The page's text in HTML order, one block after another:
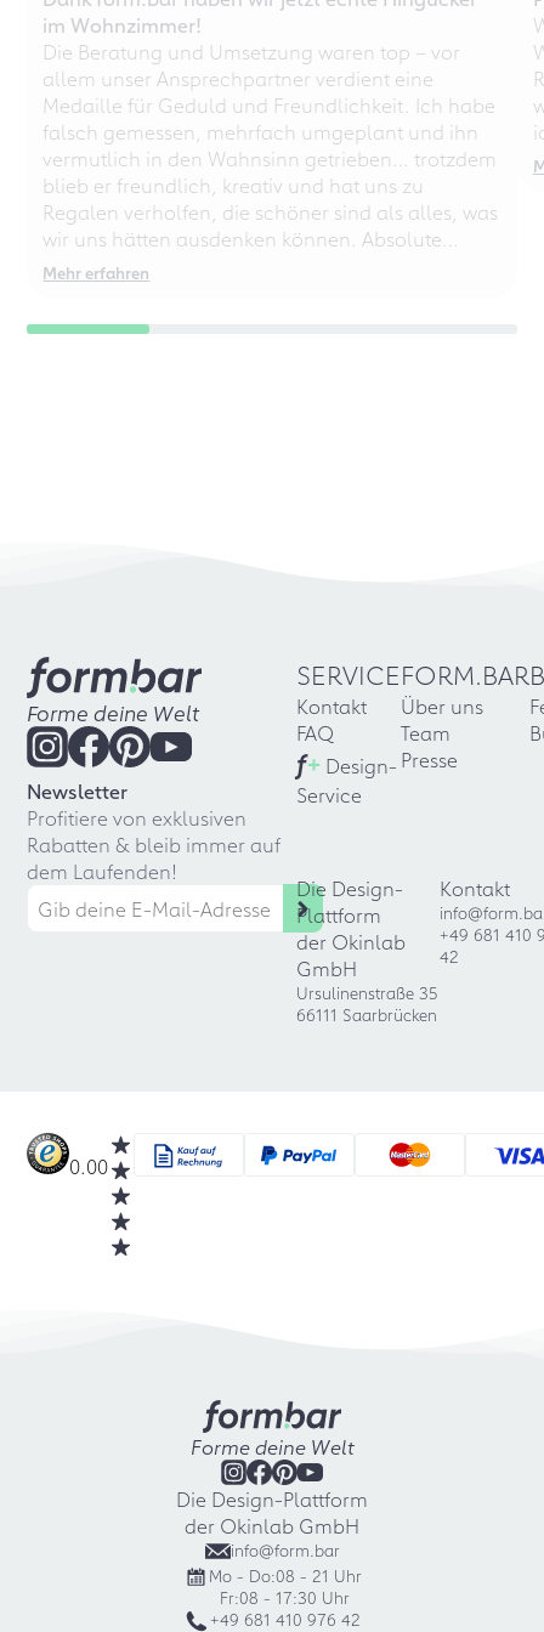
im Wohnzimmer!
Die Beratung und Umsetzung waren top – vor
allem unser Ansprechpartner verdient eine
Medaille für Geduld und Freundlichkeit. Ich habe
falsch gemessen, mehrfach umgeplant und ihn
vermutlich in den Wahnsinn getrieben… trotzdem
blieb er freundlich, kreativ und hat uns zu
Regalen verholfen, die schöner sind als alles, was
wir uns hätten ausdenken können. Absolute
Empfehlung – auch für chaotische
Mehr erfahren
Forme deine Welt
Newsletter
Profitiere von exklusiven
Rabatten & bleib immer auf
dem Laufenden!
SERVICE
Kontakt
FAQ
f+ Design-
Service
FORM.BAR
Über uns
Team
Presse
Die Design-
Plattform
der Okinlab
GmbH
Ursulinenstraße 35
66111 Saarbrücken
Kontakt
+49 681 410
42
0.00
Forme deine Welt
Die Design-Plattform
der Okinlab GmbH
info@form.bar
Mo - Do:08 - 21 Uhr
Fr:08 - 17:30 Uhr
+49 681 410 976 42